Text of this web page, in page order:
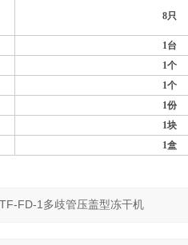
8只
1台
1个
1个
1份
1块
1盒